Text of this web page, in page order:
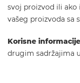
svoj proizvod ili
vašeg proizvoda sa
Korisne informacije
drugim sadržajima